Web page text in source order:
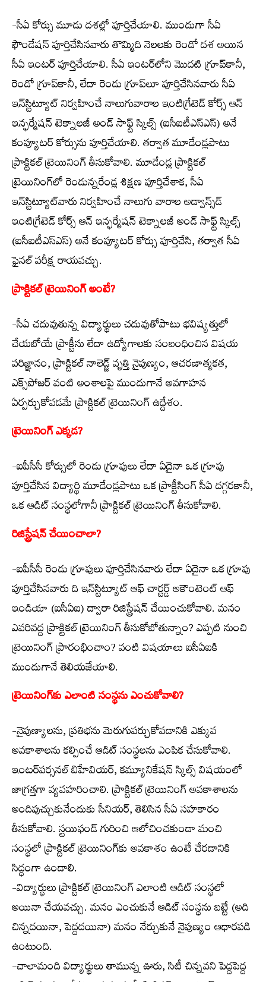
-సీఏ కోర్సు మూడు దశల్లో పూర్తిచేయాలి. ముందుగా సీఏ
ఫౌండేషన్ పూర్తిచేసినవారు తొమ్మిది నెలలకు రెండో దశ అయిన
సీఏ ఇంటర్ పూర్తిచేయాలి. సీఏ ఇంటర్‌లోని మొదటి గ్రూప్‌కానీ,
రెండో గ్రూప్‌కానీ, లేదా రెండు గ్రూప్‌లూ పూర్తిచేసినవారు సీఏ
ఇన్‌స్టిట్యూట్ నిర్వహించే నాలుగువారాల ఇంటిగ్రేటెడ్ కోర్స్ ఆన్
ఇన్ఫర్మేషన్ టెక్నాలజీ అండ్ సాఫ్ట్ స్కిల్స్ (ఐసీఐటీఎస్‌ఎస్) అనే
కంప్యూటర్ కోర్సును పూర్తిచేయాలి. తర్వాత మూడేండ్లపాటు
ప్రాక్టికల్ ట్రెయినింగ్ తీసుకోవాలి. మూడేండ్ల ప్రాక్టికల్
ట్రెయినింగ్‌లో రెండున్నరేండ్ల శిక్షణ పూర్తిచేశాక, సీఏ
ఇన్‌స్టిట్యూట్‌వారు నిర్వహించే నాలుగు వారాల అడ్వాన్స్‌డ్
ఇంటిగ్రేటెడ్ కోర్స్ ఆన్ ఇన్ఫర్మేషన్ టెక్నాలజీ అండ్ సాఫ్ట్ స్కిల్స్
(ఐసీఐటీఎస్‌ఎస్) అనే కంప్యూటర్ కోర్సు పూర్తిచేసి, తర్వాత సీఏ
ఫైనల్ పరీక్ష రాయవచ్చు.
ప్రాక్టికల్ ట్రెయినింగ్ అంటే?
-సీఏ చదువుతున్న విద్యార్థులు చదువుతోపాటు భవిష్యత్తులో
చేయబోయే ప్రాక్టీసు లేదా ఉద్యోగాలకు సంబంధించిన విషయ
పరిజ్ఞానం, ప్రాక్టికల్ నాలెడ్జ్ వృత్తి నైపుణ్యం, ఆచరణాత్మకత,
ఎక్స్‌పోజర్ వంటి అంశాలపై ముందుగానే అవగాహన
ఏర్పర్చుకోవడమే ప్రాక్టికల్ ట్రెయినింగ్ ఉద్దేశం.
ట్రెయినింగ్ ఎక్కడ?
-ఐపీసీసీ కోర్సులో రెండు గ్రూపులు లేదా ఏదైనా ఒక గ్రూపు
పూర్తిచేసిన విద్యార్థి మూడేండ్లపాటు ఒక ప్రాక్టీసింగ్ సీఏ దగ్గరకానీ,
ఒక ఆడిట్ సంస్థలోగానీ ప్రాక్టికల్ ట్రెయినింగ్ తీసుకోవాలి.
రిజిస్ట్రేషన్ చేయించాలా?
-ఐపీసీసీ రెండు గ్రూపులు పూర్తిచేసినవారు లేదా ఏదైనా ఒక గ్రూపు
పూర్తిచేసినవారు ది ఇన్‌స్టిట్యూట్ ఆఫ్ చార్టర్డ్ అకౌంటెంట్ ఆఫ్
ఇండియా (ఐసీఏఐ) ద్వారా రిజిస్ట్రేషన్ చేయించుకోవాలి. మనం
ఎవరివద్ద ప్రాక్టికల్ ట్రెయినింగ్ తీసుకోబోతున్నాం? ఎప్పటి నుంచి
ట్రెయినింగ్ ప్రారంభించాం? వంటి విషయాలు ఐసీఏఐకి
ముందుగానే తెలియజేయాలి.
ట్రెయినింగ్‌కు ఎలాంటి సంస్థను ఎంచుకోవాలి?
-నైపుణ్యాలను, ప్రతిభను మెరుగుపర్చుకోవడానికి ఎక్కువ
అవకాశాలను కల్పించే ఆడిట్ సంస్థలను ఎంపిక చేసుకోవాలి.
ఇంటర్‌పర్సనల్ బిహేవియర్, కమ్యూనికేషన్ స్కిల్స్ విషయంలో
జాగ్రత్తగా వ్యవహరించాలి. ప్రాక్టికల్ ట్రెయినింగ్ అవకాశాలను
అందిపుచ్చుకునేందుకు సీనియర్, తెలిసిన సీఏ సహకారం
తీసుకోవాలి. స్టయిఫండ్ గురించి ఆలోచించకుండా మంచి
సంస్థలో ప్రాక్టికల్ ట్రెయినింగ్‌కు అవకాశం ఉంటే చేరడానికి
సిద్ధంగా ఉండాలి.
-విద్యార్థులు ప్రాక్టికల్ ట్రెయినింగ్ ఎలాంటి ఆడిట్ సంస్థలో
అయినా చేయవచ్చు. మనం ఎంచుకునే ఆడిట్ సంస్థను బట్టే (అది
చిన్నదయినా, పెద్దదయినా) మనం నేర్చుకునే నైపుణ్యం ఆధారపడి
ఉంటుంది.
-చాలామంది విద్యార్థులు తామున్న ఊరు, సిటీ చిన్నవని పెద్దపెద్ద